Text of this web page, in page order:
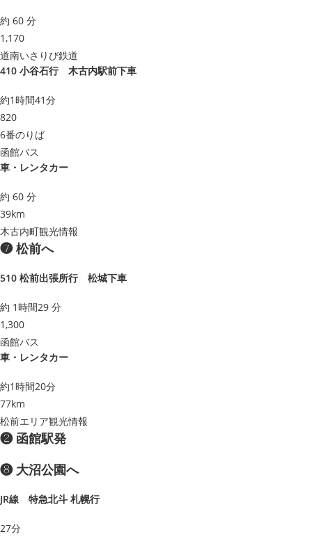
約 60 分
1,170
道南いさりび鉄道
410 小谷石行 木古内駅前下車
約1時間41分
820
6番のりば
函館バス
車・レンタカー
約 60 分
39km
木古内町観光情報
❼ 松前へ
510 松前出張所行 松城下車
約 1時間29 分
1,300
函館バス
車・レンタカー
約1時間20分
77km
松前エリア観光情報
❷ 函館駅発
❽ 大沼公園へ
JR線 特急北斗 札幌行
27分